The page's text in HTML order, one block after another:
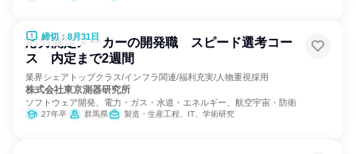
締切：8月31日
応力測定メーカーの開発職 スピード選考コー
ス 内定まで2週間
業界シェアトップクラス/インフラ関連/福利充実/人物重視採用
株式会社東京測器研究所
ソフトウェア開発、電力・ガス・水道・エネルギー、航空宇宙・防衛
27年卒 群馬県 製造・生産工程、IT、学術研究